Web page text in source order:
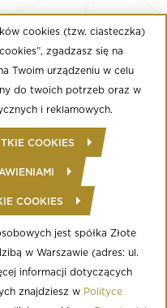
until the last screening
cookies (tzw. ciasteczka)
zgadzasz się na
Twoim urządzeniu w celu
do twoich potrzeb oraz w
i reklamowych.
COOKIES
COOKIES
jest spółka Złote
w Warszawie (adres: ul.
informacji dotyczących
znajdziesz w Polityce